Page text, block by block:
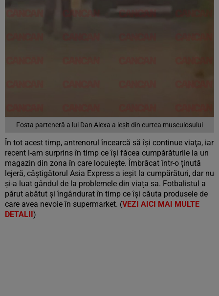
Fosta parteneră a lui Dan Alexa a ieşit din curtea musculosului
În tot acest timp, antrenorul încearcă să îşi continue viaţa, iar
recent l-am surprins în timp ce îşi făcea cumpărăturile la un
magazin din zona în care locuieşte. Îmbrăcat într-o ținută
lejeră, câștigătorul Asia Express a ieșit la cumpărături, dar nu
și-a luat gândul de la problemele din viața sa. Fotbalistul a
părut abătut și îngândurat în timp ce își căuta produsele de
care avea nevoie în supermarket. (VEZI AICI MAI MULTE
DETALII)